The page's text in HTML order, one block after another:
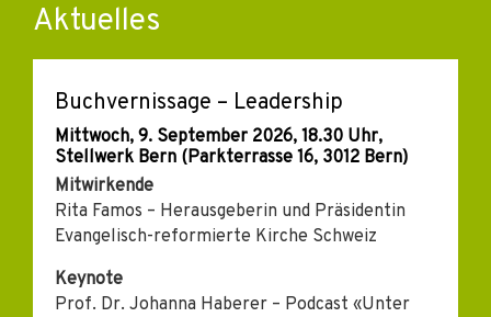
Aktuelles
Buchvernissage – Leadership
Mittwoch, 9. September 2026, 18.30 Uhr,
Stellwerk Bern (Parkterrasse 16, 3012 Bern)
Mitwirkende
Rita Famos – Herausgeberin und Präsidentin
Evangelisch-reformierte Kirche Schweiz
Keynote
Prof. Dr. Johanna Haberer – Podcast «Unter